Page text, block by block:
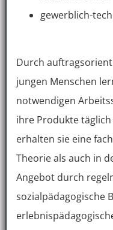
gewerblich-
Durch
jungen Menschen
notwendigen
ihre Produkte
erhalten sie eine
Theorie als auch in
Angebot durch
sozialpädagogische